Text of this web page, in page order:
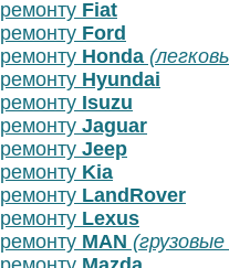
Fiat
Ford
Honda
Hyundai
Isuzu
Jaguar
Jeep
Kia
LandRover
Lexus
MAN